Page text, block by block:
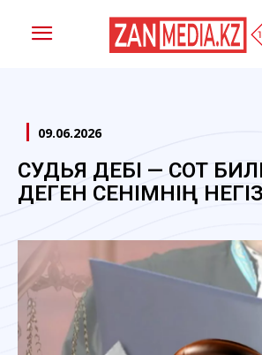
09.06.2026
СУДЬЯ ӘДЕБІ — СОТ
ДЕГЕН СЕНІМНІҢ